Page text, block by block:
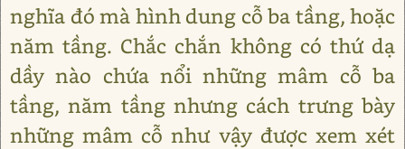
nghĩa đó mà hình dung cỗ ba tầng, hoặc
năm tầng. Chắc chắn không có thứ dạ
dầy nào chứa nổi những mâm cỗ ba
tầng, năm tầng nhưng cách trưng bày
những mâm cỗ như vậy được xem xét